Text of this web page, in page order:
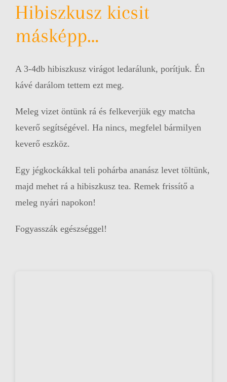
Hibiszkusz kicsit
másképp…
A 3-4db hibiszkusz virágot ledarálunk, porítjuk. Én
kávé darálom tettem ezt meg.
Meleg vizet öntünk rá és felkeverjük egy matcha
keverő segítségével. Ha nincs, megfelel bármilyen
keverő eszköz.
Egy jégkockákkal teli pohárba ananász levet töltünk,
majd mehet rá a hibiszkusz tea. Remek frissítő a
meleg nyári napokon!
Fogyasszák egészséggel!